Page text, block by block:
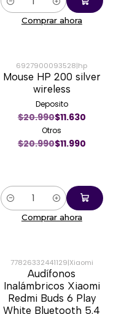
Cantidad
Comprar ahora
-43%
6927900093528|hp
Mouse HP 200 silver
wireless
Deposito
$20.990$11.630
Otros
$20.990$11.990
Cantidad
Comprar ahora
-40%
77826332441129|Xiaomi
Audífonos
Inalámbricos Xiaomi
Redmi Buds 6 Play
White Bluetooth 5.4